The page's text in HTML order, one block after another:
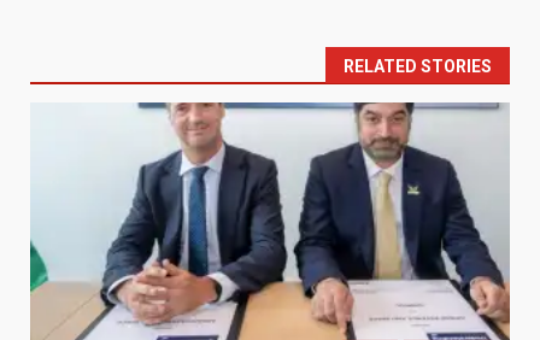
RELATED STORIES